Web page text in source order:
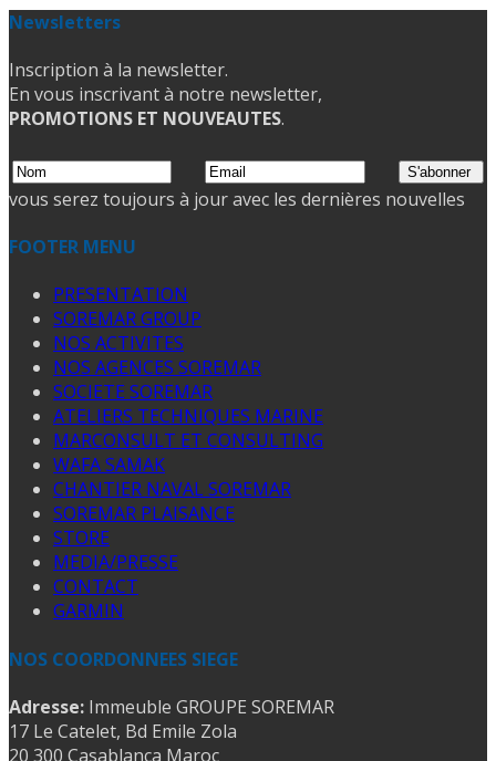
Newsletters
Inscription à la newsletter.
En vous inscrivant à notre newsletter,
PROMOTIONS ET NOUVEAUTES.
vous serez toujours à jour avec les dernières nouvelles
FOOTER MENU
PRESENTATION
SOREMAR GROUP
NOS ACTIVITES
NOS AGENCES SOREMAR
SOCIETE SOREMAR
ATELIERS TECHNIQUES MARINE
MARCONSULT ET CONSULTING
WAFA SAMAK
CHANTIER NAVAL SOREMAR
SOREMAR PLAISANCE
STORE
MEDIA/PRESSE
CONTACT
GARMIN
NOS COORDONNEES SIEGE
Adresse: Immeuble GROUPE SOREMAR
17 Le Catelet, Bd Emile Zola
20 300 Casablanca Maroc